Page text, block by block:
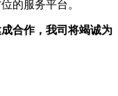
的服务平台。
合作，我司将竭诚为